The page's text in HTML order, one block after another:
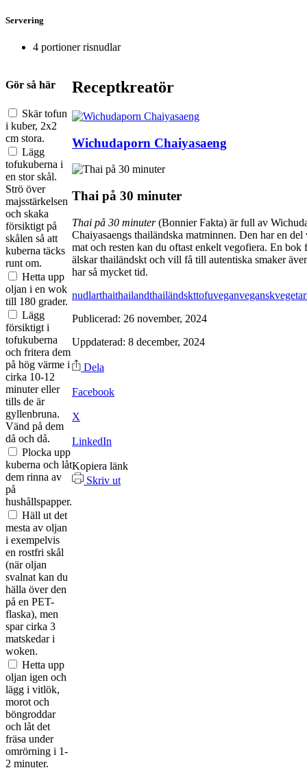
Servering
4 portioner risnudlar
Gör så här
Skär tofun
i kuber, 2x2
cm stora.
Lägg
tofukuberna i
en stor skål.
Strö över
majsstärkelsen
och skaka
försiktigt på
skålen så att
kuberna täcks
runt om.
Hetta upp
oljan i en wok
till 180 grader.
Lägg
försiktigt i
tofukuberna
och fritera dem
på hög värme i
cirka 10-12
minuter eller
tills de är
gyllenbruna.
Vänd på dem
då och då.
Plocka upp
kuberna och låt
dem rinna av
på
hushållspapper.
Häll ut det
mesta av oljan
i exempelvis
en rostfri skål
(när oljan
svalnat kan du
hälla över den
på en PET-
flaska), men
spar cirka 3
matskedar i
woken.
Hetta upp
oljan igen och
lägg i vitlök,
morot och
böngroddar
och låt det
fräsa under
omrörning i 1-
2 minuter.
Receptkreatör
Wichudaporn Chaiyasaeng
Thai på 30 minuter
Thai på 30 minuter(Bonnier Fakta) är full av
Chaiyasaengs thailändska matminnen. Den har en del
mat och resten kan du oftast enkelt vegofiera. En bok
älskar thailändskt och vill få till autentiska smaker
har så mycket tid.
nudlarthaithailandthailändskttofuveganvegansk
Publicerad: 26 november, 2024
Uppdaterad: 8 december, 2024
Dela
Facebook
X
LinkedIn
Kopiera länk
Skriv ut